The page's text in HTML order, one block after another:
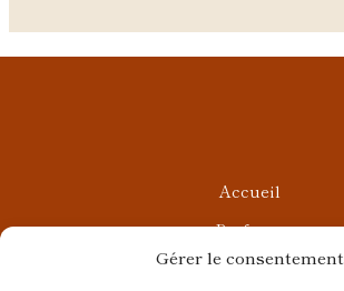
Gérer le consentement
Accueil
Parfums
Ateliers privés